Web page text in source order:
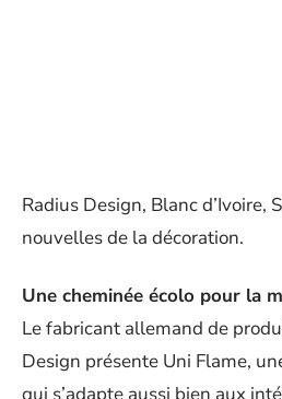
Radius Design, Blanc d’Ivoire,
nouvelles de la décoration.
Une cheminée écolo pour la
Le fabricant allemand de
Design présente Uni Flame,
qui s’adapte aussi bien aux